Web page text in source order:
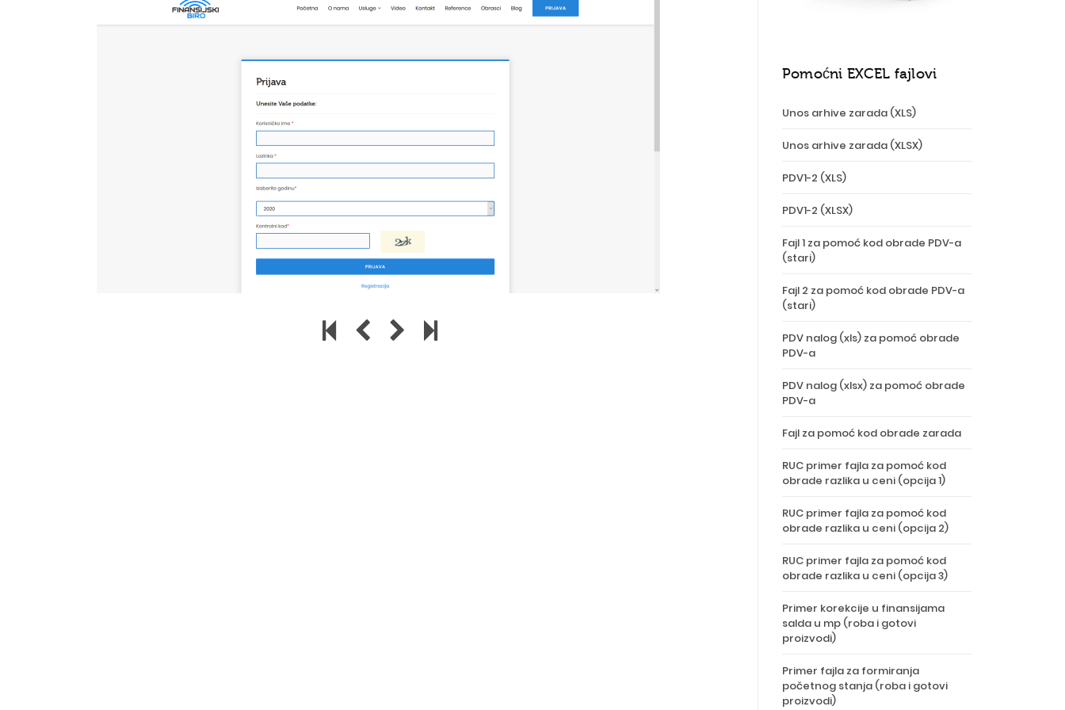
Pomoćni EXCEL fajlovi
Unos arhive zarada (XLS)
Unos arhive zarada (XLSX)
PDV1-2 (XLS)
PDV1-2 (XLSX)
Fajl 1 za pomoć kod obrade PDV-a
(stari)
Fajl 2 za pomoć kod obrade PDV-a
(stari)
PDV nalog (xls) za pomoć obrade
PDV-a
PDV nalog (xlsx) za pomoć obrade
PDV-a
Fajl za pomoć kod obrade zarada
RUC primer fajla za pomoć kod
obrade razlika u ceni (opcija 1)
RUC primer fajla za pomoć kod
obrade razlika u ceni (opcija 2)
RUC primer fajla za pomoć kod
obrade razlika u ceni (opcija 3)
Primer korekcije u finansijama
salda u mp (roba i gotovi
proizvodi)
Primer fajla za formiranja
početnog stanja (roba i gotovi
proizvodi)